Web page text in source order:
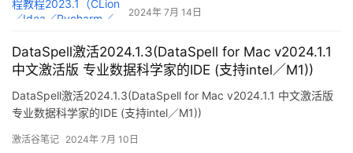
／Golang…))
2024年 7月 14日
DataSpell激活2024.1.3(DataSpell for Mac v2024.1.1
中文激活版 专业数据科学家的IDE (支持intel／M1))
DataSpell激活2024.1.3(DataSpell for Mac v2024.1.1 中文激活版
专业数据科学家的IDE (支持intel／M1))
激活谷笔记 2024年 7月 10日